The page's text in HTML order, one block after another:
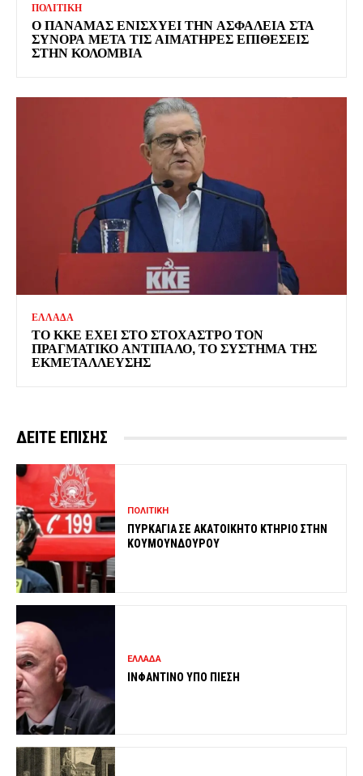
ΠΟΛΙΤΙΚΗ
Ο ΠΑΝΑΜΑΣ ΕΝΙΣΧΥΕΙ ΤΗΝ ΑΣΦΑΛΕΙΑ ΣΤΑ
ΣΥΝΟΡΑ ΜΕΤΑ ΤΙΣ ΑΙΜΑΤΗΡΕΣ ΕΠΙΘΕΣΕΙΣ
ΣΤΗΝ ΚΟΛΟΜΒΙΑ
ΕΛΛΑΔΑ
ΤΟ ΚΚΕ ΕΧΕΙ ΣΤΟ ΣΤΟΧΑΣΤΡΟ ΤΟΝ
ΠΡΑΓΜΑΤΙΚΟ ΑΝΤΙΠΑΛΟ, ΤΟ ΣΥΣΤΗΜΑ ΤΗΣ
ΕΚΜΕΤΑΛΛΕΥΣΗΣ
ΔΕΙΤΕ ΕΠΙΣΗΣ
ΠΟΛΙΤΙΚΗ
ΠΥΡΚΑΓΙΑ ΣΕ ΑΚΑΤΟΙΚΗΤΟ ΚΤΗΡΙΟ ΣΤΗΝ
ΚΟΥΜΟΥΝΔΟΥΡΟΥ
ΕΛΛΑΔΑ
ΙΝΦΑΝΤΙΝΟ ΥΠΟ ΠΙΕΣΗ